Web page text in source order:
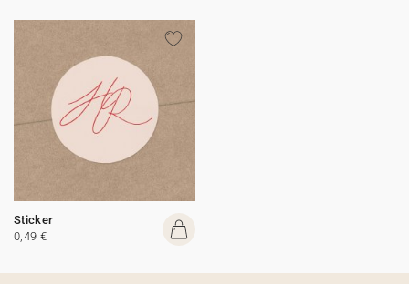
Sticker
0,49 €